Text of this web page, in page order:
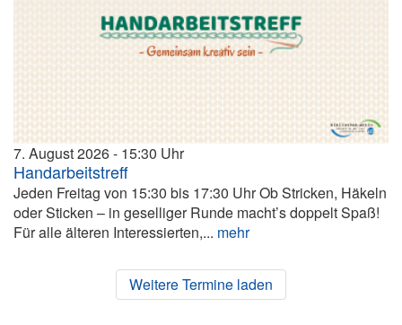
7. August 2026 15:30
Handarbeitstreff
Jeden Freitag von 15:30 bis 17:30 Uhr Ob Stricken, Häkeln
oder Sticken – in geselliger Runde macht’s doppelt Spaß!
Für alle älteren Interessierten,... mehr
Weitere Termine laden